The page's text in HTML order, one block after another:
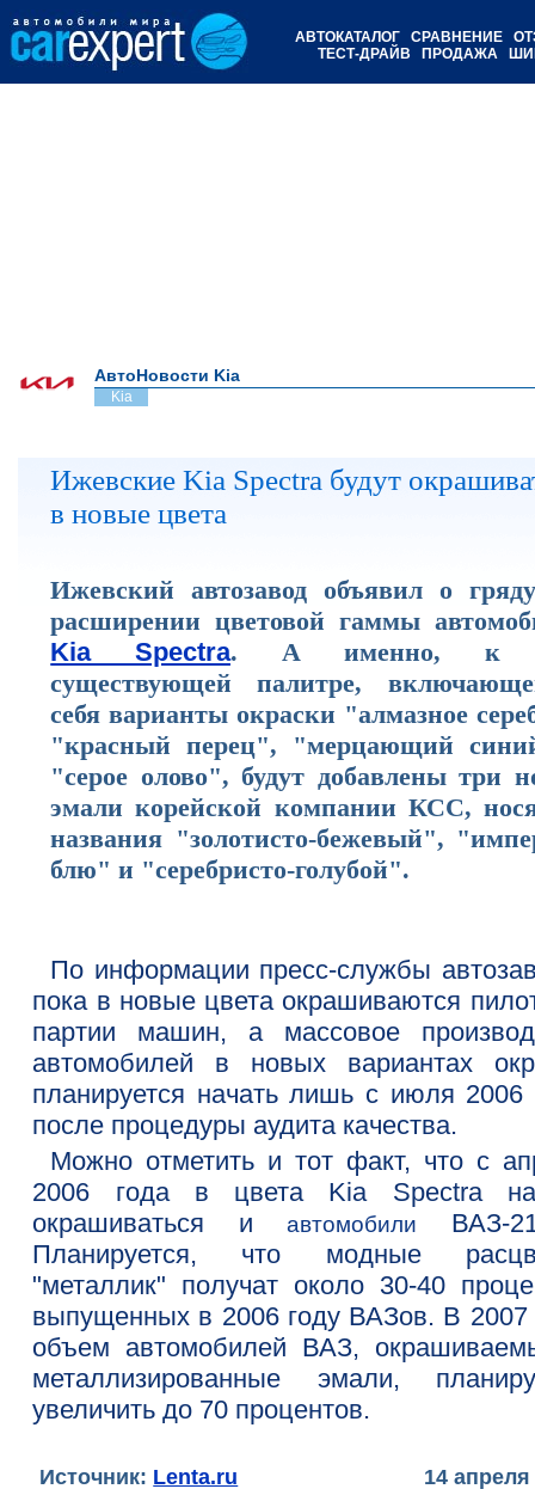
АВТОКАТАЛОГ СРАВНЕНИЕ
ТЕСТ-ДРАЙВ
ПРОДАЖА
АвтоНовости Kia
Kia
Ижевские Kia Spectra будут
в новые цвета
Ижевский автозавод объявил о
расширении цветовой гаммы
Kia Spectra. А именно, к
существующей палитре,
себя варианты окраски "алмазное
"красный перец", "мерцающий
"серое олово", будут добавлены три
эмали корейской компании КСС,
названия "золотисто-бежевый",
блю" и "серебристо-голубой".
По информации пресс-службы
пока в новые цвета окрашиваются
партии машин, а массовое
автомобилей в новых вариантах
планируется начать лишь с июля 2006
после процедуры аудита качества.
Можно отметить и тот факт, что с
2006 года в цвета Kia Spectra
окрашиваться иавтомобили
ВАЗ-
Планируется, что модные
"металлик" получат около 30-40
выпущенных в 2006 году ВАЗов. В 2007
объем автомобилей ВАЗ,
металлизированные эмали,
увеличить до 70 процентов.
Источник: Lenta.ru 14 апреля